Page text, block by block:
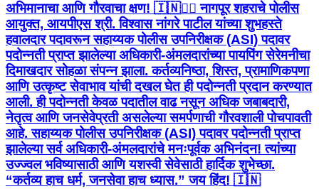
अभिमानाचा आणि गौरवाचा क्षण! 🇮🇳👮‍♂️ नागपूर शहराचे पोलीस
आयुक्त, आयपीएस श्री. विश्वास नांगरे पाटील यांच्या शुभहस्ते
हवालदार पदावरून सहाय्यक पोलीस उपनिरीक्षक (ASI) पदावर
पदोन्नती प्राप्त झालेल्या अधिकारी-अंमलदारांच्या पायपिंग सेरेमनीचा
दिमाखदार सोहळा संपन्न झाला. कर्तव्यनिष्ठा, शिस्त, प्रामाणिकपणा
आणि उत्कृष्ट सेवाभाव यांची दखल घेत ही पदोन्नती प्रदान करण्यात
आली. ही पदोन्नती केवळ पदातील वाढ नसून अधिक जबाबदारी,
नेतृत्व आणि जनसेवेप्रती असलेल्या समर्पणाची गौरवशाली पोचपावती
आहे. सहाय्यक पोलीस उपनिरीक्षक (ASI) पदावर पदोन्नती प्राप्त
झालेल्या सर्व अधिकारी-अंमलदारांचे मनःपूर्वक अभिनंदन! त्यांच्या
उज्ज्वल भविष्यासाठी आणि यशस्वी सेवेसाठी हार्दिक शुभेच्छा.
“कर्तव्य हाच धर्म, जनसेवा हाच ध्यास.” जय हिंद! 🇮🇳